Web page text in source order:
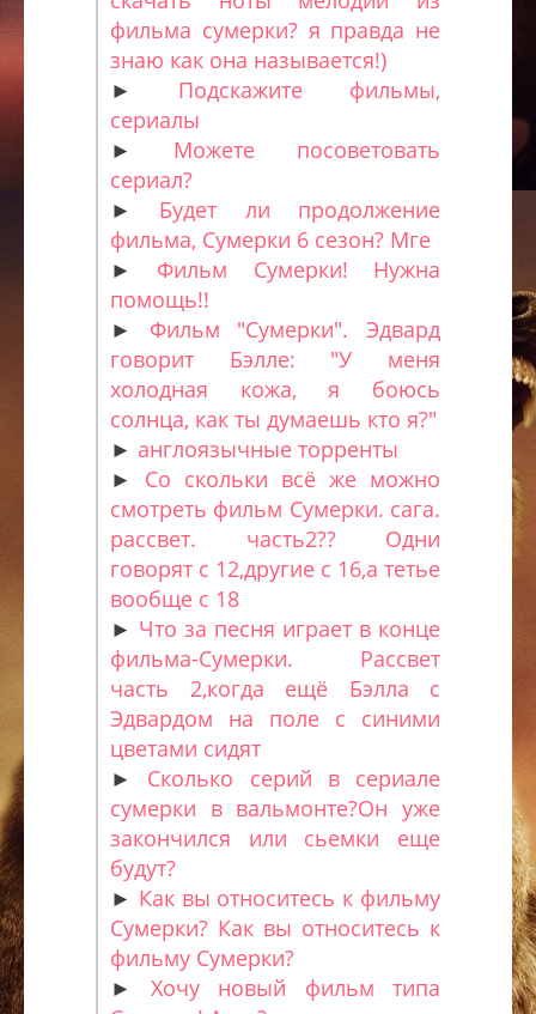
фильма сумерки? я правда не
знаю как она называется!)
► Подскажите фильмы,
сериалы
► Можете посоветовать
сериал?
► Будет ли продолжение
фильма, Сумерки 6 сезон? Мге
► Фильм Сумерки! Нужна
помощь!!
► Фильм "Сумерки". Эдвард
говорит Бэлле: "У меня
холодная кожа, я боюсь
солнца, как ты думаешь кто я?"
► англоязычные торренты
► Со скольки всё же можно
смотреть фильм Сумерки. сага.
рассвет. часть2?? Одни
говорят с 12,другие с 16,а тетье
вообще с 18
► Что за песня играет в конце
фильма-Сумерки. Рассвет
часть 2,когда ещё Бэлла с
Эдвардом на поле с синими
цветами сидят
► Сколько серий в сериале
сумерки в вальмонте?Он уже
закончился или сьемки еще
будут?
► Как вы относитесь к фильму
Сумерки? Как вы относитесь к
фильму Сумерки?
► Хочу новый фильм типа